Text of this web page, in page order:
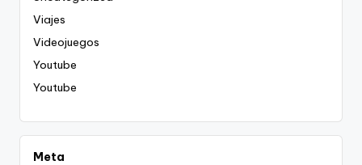
Viajes
Videojuegos
Youtube
Youtube
Meta